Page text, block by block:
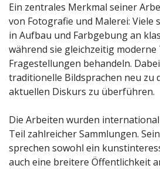
Ein zentrales Merkmal seiner
von Fotografie und Malerei: Viele
in Aufbau und Farbgebung an
während sie gleichzeitig moderne
Fragestellungen behandeln.
traditionelle Bildsprachen neu zu
aktuellen Diskurs zu überführen.
Die Arbeiten wurden
Teil zahlreicher Sammlungen.
sprechen sowohl ein
auch eine breitere Öffentlichkeit